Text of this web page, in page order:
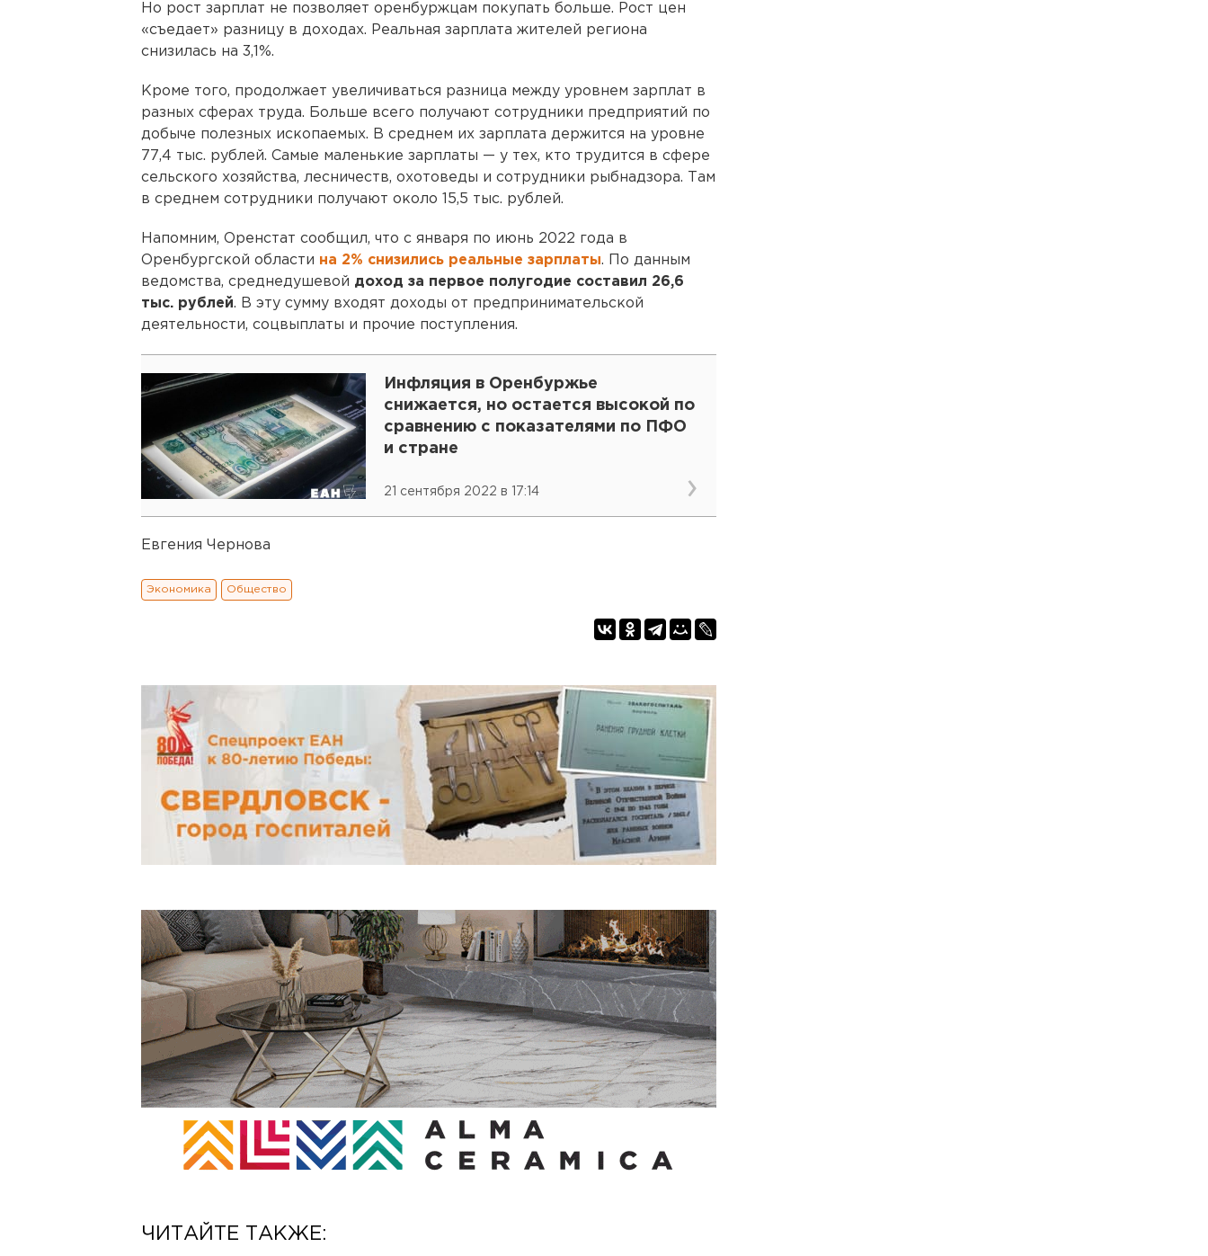
Но рост зарплат не позволяет оренбуржцам покупать больше. Рост цен
«съедает» разницу в доходах. Реальная зарплата жителей региона
снизилась на 3,1%.
Кроме того, продолжает увеличиваться разница между уровнем зарплат в
разных сферах труда. Больше всего получают сотрудники предприятий по
добыче полезных ископаемых. В среднем их зарплата держится на уровне
77,4 тыс. рублей. Самые маленькие зарплаты — у тех, кто трудится в сфере
сельского хозяйства, лесничеств, охотоведы и сотрудники рыбнадзора. Там
в среднем сотрудники получают около 15,5 тыс. рублей.
Напомним, Оренстат сообщил, что с января по июнь 2022 года в
Оренбургской области на 2% снизились реальные зарплаты. По данным
ведомства, среднедушевой доход за первое полугодие составил 26,6
тыс. рублей. В эту сумму входят доходы от предпринимательской
деятельности, соцвыплаты и прочие поступления.
Инфляция в Оренбуржье
снижается, но остается высокой по
сравнению с показателями по ПФО
и стране
21 сентября 2022 в 17:14
Евгения Чернова
Экономика Общество
ЧИТАЙТЕ ТАКЖЕ: